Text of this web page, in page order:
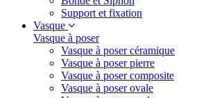
Support et fixation
Vasque
Vasque à poser
Vasque à poser céramique
Vasque à poser pierre
Vasque à poser composite
Vasque à poser ovale